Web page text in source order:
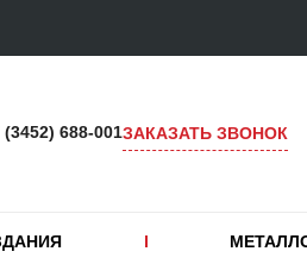
(3452) 688-001ЗАКАЗАТЬ ЗВОНОК